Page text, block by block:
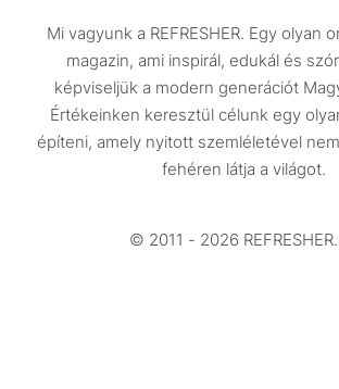
Utazás
Életmód
Design
Beszélgetések
Videó
Mi vagyunk a REFRESHER. Egy olyan
magazin, ami inspirál, edukál és
képviseljük a modern generációt
Értékeinken keresztül célunk egy
építeni, amely nyitott szemléletével
fehéren látja a világot.
© 2011 - 2026